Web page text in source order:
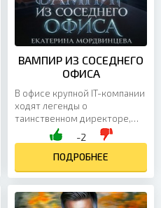
ВАМПИР ИЗ СОСЕДНЕГО
ОФИСА
В офисе крупной IT-компании
ходят легенды о
таинственном директоре,
который появляется только
по ночам. Юля, обычный
менеджер, слишком занята
авралами и отчетами, чтобы
верить в слухи. Но однажды,
задержавшись на работе
-2
ПОДРОБНЕЕ